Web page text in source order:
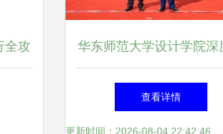
全攻 华东师范大学设计学院深
研我县文创产品开发与文
查看详情
更新时间：2026-08-04 22:42:46